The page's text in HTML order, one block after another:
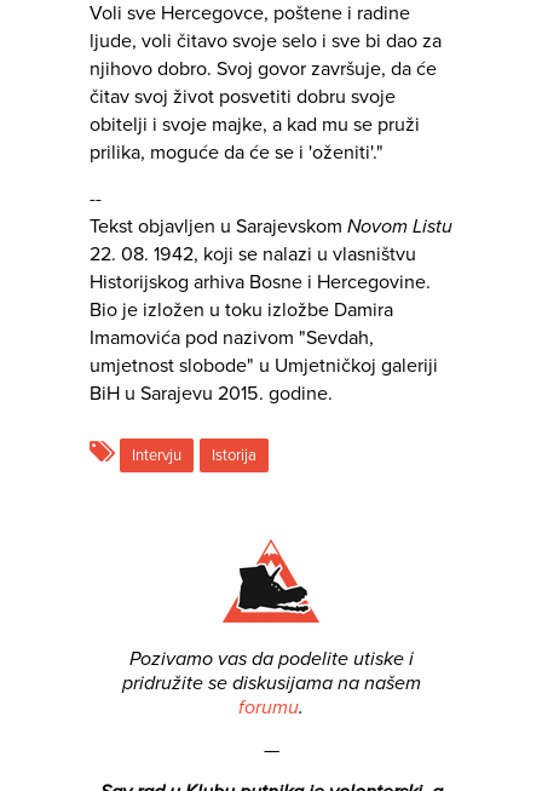
Voli sve Hercegovce, poštene i radine
ljude, voli čitavo svoje selo i sve bi dao za
njihovo dobro. Svoj govor završuje, da će
čitav svoj život posvetiti dobru svoje
obitelji i svoje majke, a kad mu se pruži
prilika, moguće da će se i 'oženiti'."
--
Tekst objavljen u Sarajevskom Novom Listu
22. 08. 1942, koji se nalazi u vlasništvu
Historijskog arhiva Bosne i Hercegovine.
Bio je izložen u toku izložbe Damira
Imamovića pod nazivom "Sevdah,
umjetnost slobode" u Umjetničkoj galeriji
BiH u Sarajevu 2015. godine.
Intervju Istorija
Pozivamo vas da podelite utiske i
pridružite se diskusijama na našem
forumu.
—